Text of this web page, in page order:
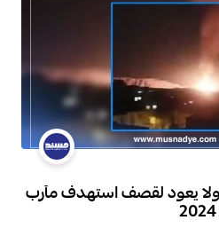
يعود لقصف استهدف مأرب